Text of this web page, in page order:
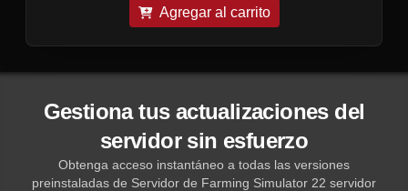
Agregar al carrito
Gestiona tus actualizaciones del
servidor sin esfuerzo
Obtenga acceso instantáneo a todas las versiones
preinstaladas de Servidor de Farming Simulator 22 servidor